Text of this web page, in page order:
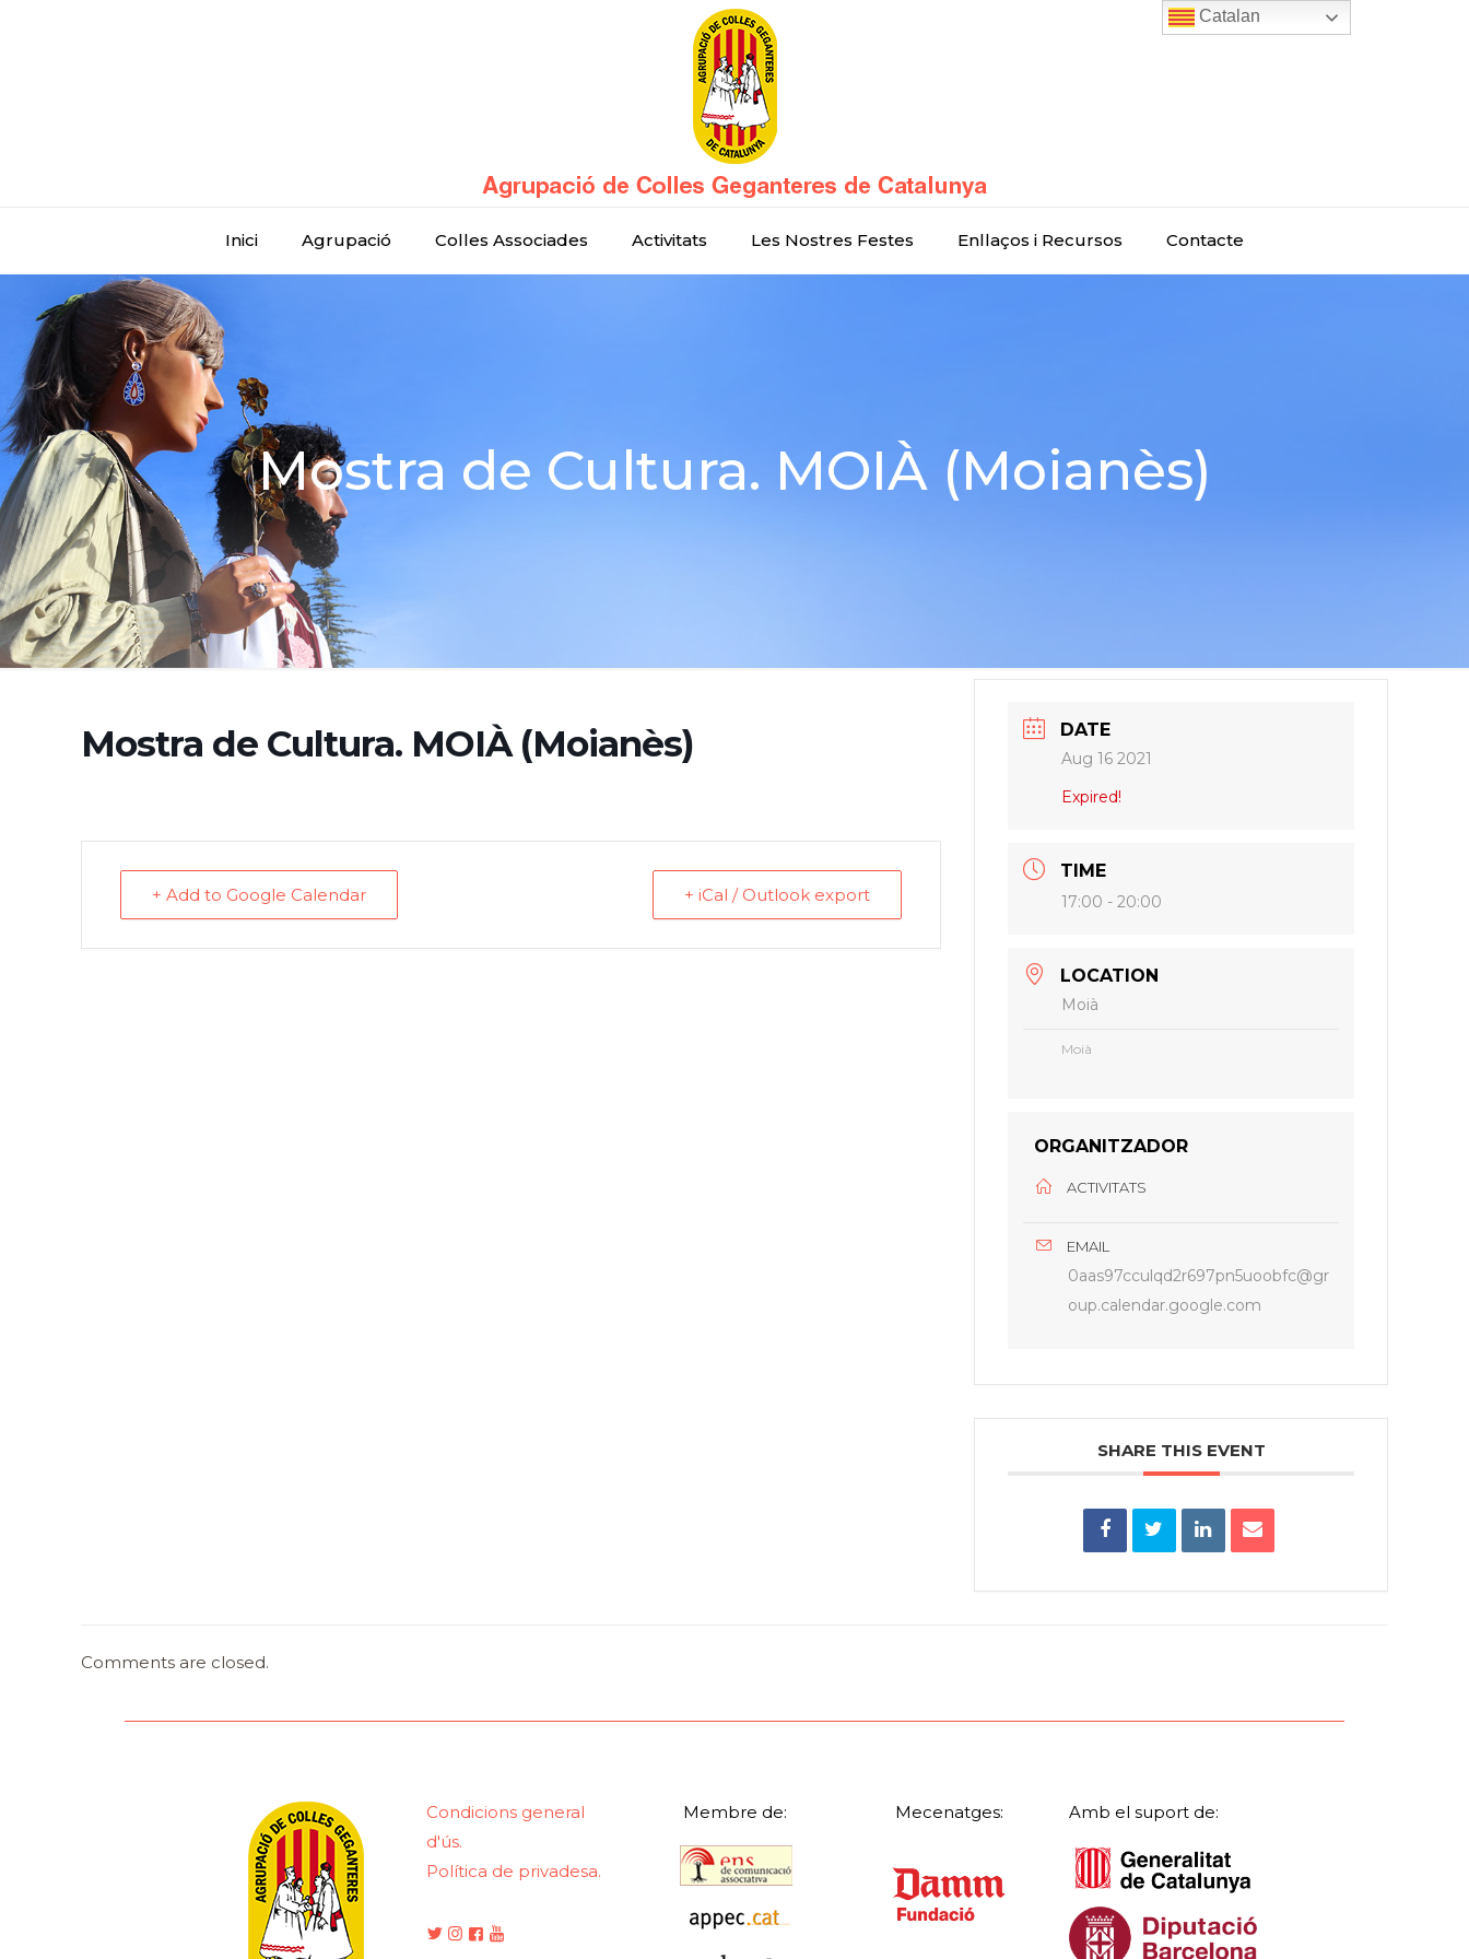
Inici Agrupació Colles Associades Activitats Les Nostres Festes Enllaços i Recursos Contacte
Mostra de Cultura. MOIÀ (Moianès)
Mostra de Cultura. MOIÀ (Moianès)
+ Add to Google Calendar + iCal / Outlook export
DATE
Aug 16 2021
Expired!
TIME
17:00 - 20:00
LOCATION
Moià
Moià
ORGANITZADOR
ACTIVITATS
EMAIL
0aas97cculqd2r697pn5uoobfc@gr
oup.calendar.google.com
SHARE THIS EVENT
Comments are closed.
Condicions general
d'ús.
Política de privadesa.
Membre de: Mecenatges: Amb el suport de:
Catalan